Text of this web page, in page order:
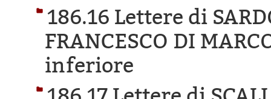
186.16 Lettere di
FRANCESCO DI
inferiore